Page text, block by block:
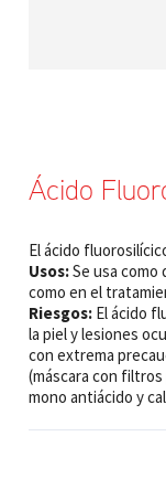
Ácido
El ácido
Usos:Se usa
como en el
Riesgos: El ácido
la piel y lesiones
con extrema
(máscara con
mono antiácido y